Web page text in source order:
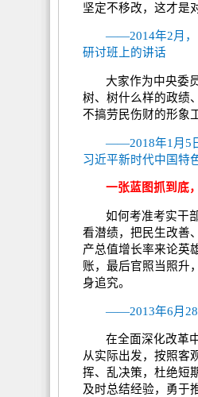
坚定不移改，这才是
——2014年2月，
研讨班上的讲话
大家作为中央委
树、树什么样的政绩
不搞劳民伤财的形象
——2018年1月5
习近平新时代中国特
一张蓝图抓到底
如何考准考实干
看潜绩，把民生改善
产总值增长率来论英
账，最后官照当照升
身追究。
——2013年6月28
在全面深化改革
从实际出发，按照客
挥、乱决策，杜绝短
及时总结经验，勇于